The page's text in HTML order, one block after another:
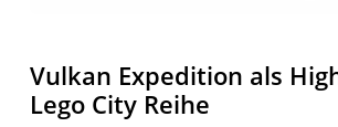
Vulkan Expedition als
Lego City Reihe